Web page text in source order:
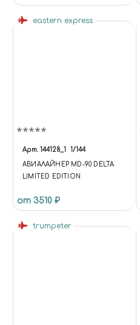
eastern express
Арт. 144128_1 1/144
АВИАЛАЙНЕР MD-90 DELTA
LIMITED EDITION
от 3510 ₽
trumpeter